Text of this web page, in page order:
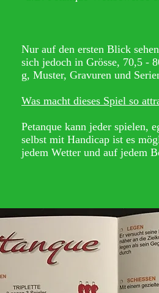
Nur auf den ersten Blick
sich jedoch in Grösse, 70,5 -
g, Muster, Gravuren und
Was macht dieses Spiel so
Petanque kann jeder spielen,
selbst mit Handicap ist es
jedem Wetter und auf jedem